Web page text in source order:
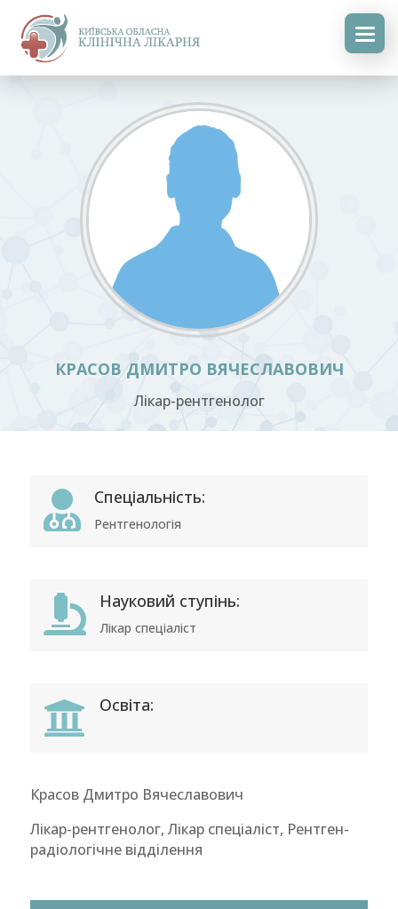
КРАСОВ ДМИТРО ВЯЧЕСЛАВОВИЧ
Лікар-рентгенолог
 Спеціальність:
Рентгенологія
 Науковий ступінь:
Лікар спеціаліст
 Освіта:
Красов Дмитро Вячеславович
Лікар-рентгенолог, Лікар спеціаліст, Рентген-
радіологічне відділення